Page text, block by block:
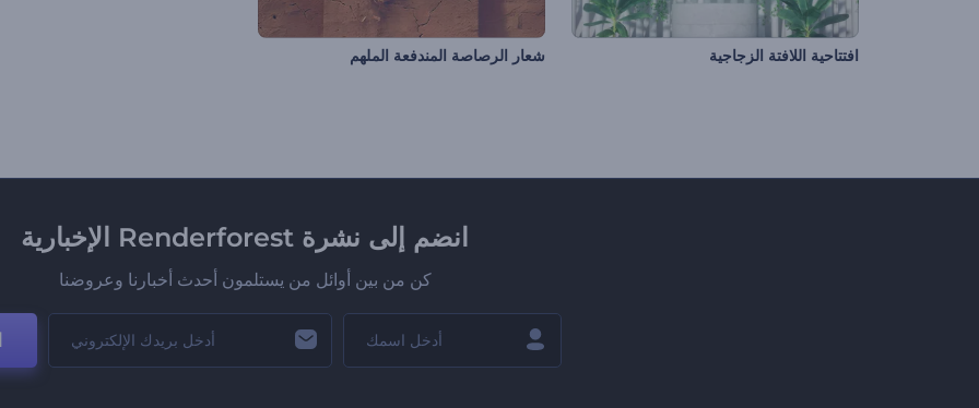
افتتاحية اللافتة الزجاجية شعار الرصاصة المندفعة الملهم
انضم إلى نشرة Renderforest الإخبارية
كن من بين أوائل من يستلمون أحدث أخبارنا وعروضنا